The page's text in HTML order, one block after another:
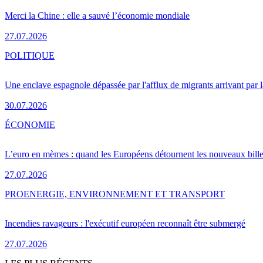
Merci la Chine : elle a sauvé l’économie mondiale
27.07.2026
Une enclave espagnole dépassée par l'afflux de migrants arrivant par
30.07.2026
POLITIQUE
L’euro en mèmes : quand les Européens détournent les nouveaux
27.07.2026
ÉCONOMIE
Incendies ravageurs : l'exécutif européen reconnaît être submergé
27.07.2026
PROENERGIE, ENVIRONNEMENT ET TRANSPORT